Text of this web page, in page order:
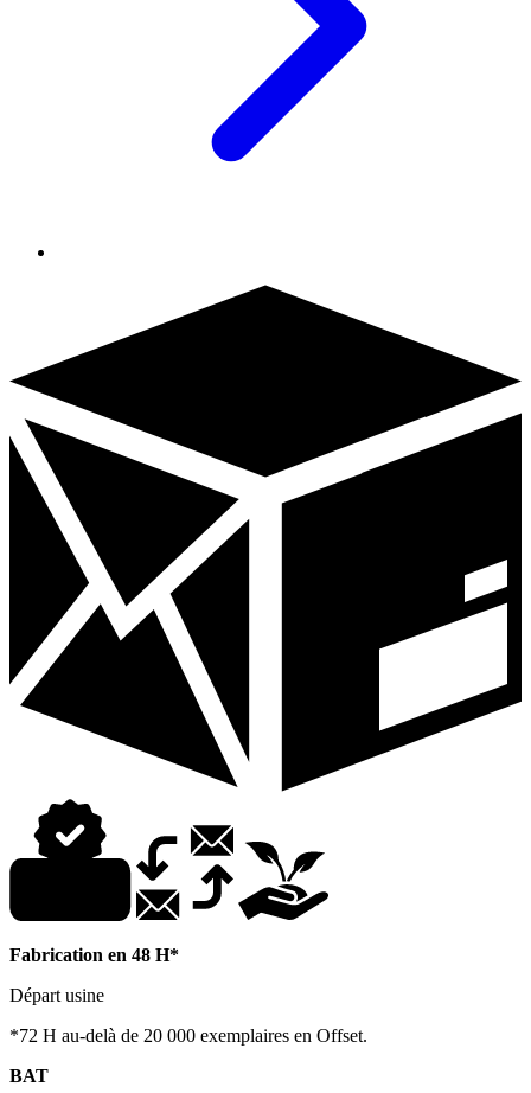
Fabrication en 48 H*
Départ usine
*72 H au-delà de 20 000 exemplaires en Offset.
BAT